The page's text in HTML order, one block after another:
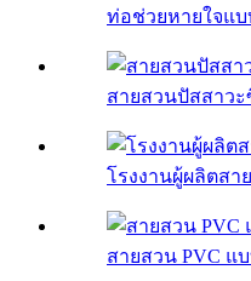
ท่อช่วยหายใจแ
สายสวนปัสสาวะ
โรงงานผู้ผลิตสา
สายสวน PVC แ